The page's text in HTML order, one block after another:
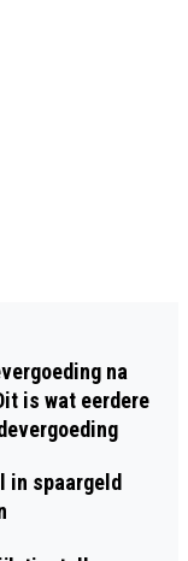
na
is wat eerdere
in spaargeld